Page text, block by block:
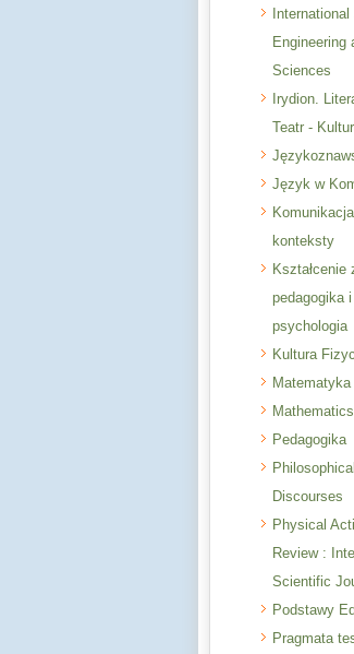
Engineering
Sciences
Irydion.
Teatr -
Język w
konteksty
Kształcenie
pedagogika i
psychologia
Kultura
Matematyka
Mathematics
Pedagogika
Philosophical
Discourses
Physical
Review :
Scientific
Podstawy
Pragmata